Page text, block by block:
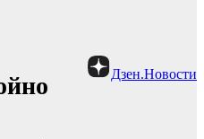
Дзен.Новости